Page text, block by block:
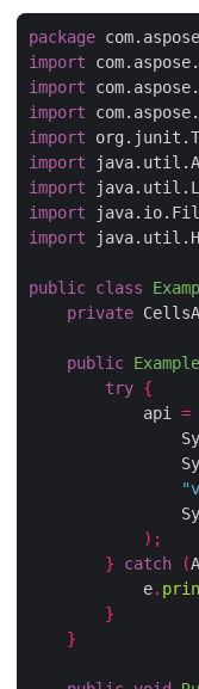
package
import
import
import
import
import
import
import
import
public class
private
public
try {
            api
=
);
}
catch (
            e
.
}
}